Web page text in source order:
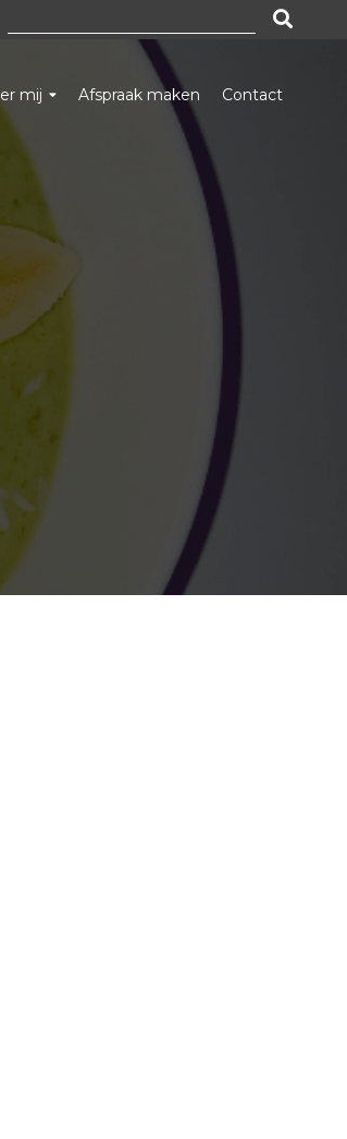
mij Afspraak maken Contact